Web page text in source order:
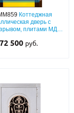
Коттеджная
дверь с
плитами МДФ
с отбойником,
72 500 руб.